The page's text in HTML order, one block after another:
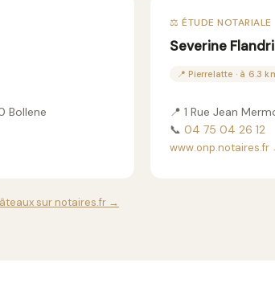
Bollene
⚖️ ÉTUDE NOTARIALE
Severine
📍 Pierrelatte · à 6.3
📍 1 Rue Jean
📞 04 75 04 26 12
www.onp.notaires.fr
sur notaires.fr →